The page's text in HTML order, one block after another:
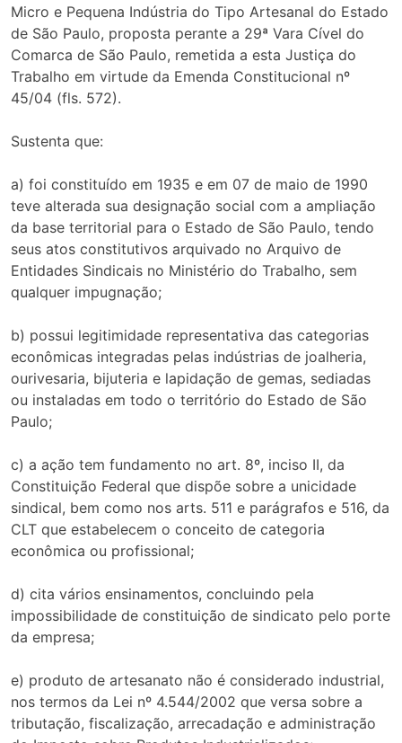
Micro e Pequena Indústria do Tipo Artesanal do Estado
de São Paulo, proposta perante a 29ª Vara Cível do
Comarca de São Paulo, remetida a esta Justiça do
Trabalho em virtude da Emenda Constitucional nº
45/04 (fls. 572).
Sustenta que:
a) foi constituído em 1935 e em 07 de maio de 1990
teve alterada sua designação social com a ampliação
da base territorial para o Estado de São Paulo, tendo
seus atos constitutivos arquivado no Arquivo de
Entidades Sindicais no Ministério do Trabalho, sem
qualquer impugnação;
b) possui legitimidade representativa das categorias
econômicas integradas pelas indústrias de joalheria,
ourivesaria, bijuteria e lapidação de gemas, sediadas
ou instaladas em todo o território do Estado de São
Paulo;
c) a ação tem fundamento no art. 8º, inciso II, da
Constituição Federal que dispõe sobre a unicidade
sindical, bem como nos arts. 511 e parágrafos e 516, da
CLT que estabelecem o conceito de categoria
econômica ou profissional;
d) cita vários ensinamentos, concluindo pela
impossibilidade de constituição de sindicato pelo porte
da empresa;
e) produto de artesanato não é considerado industrial,
nos termos da Lei nº 4.544/2002 que versa sobre a
tributação, fiscalização, arrecadação e administração